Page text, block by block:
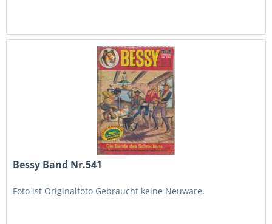
Bessy Band Nr.541
Foto ist Originalfoto Gebraucht keine Neuware.